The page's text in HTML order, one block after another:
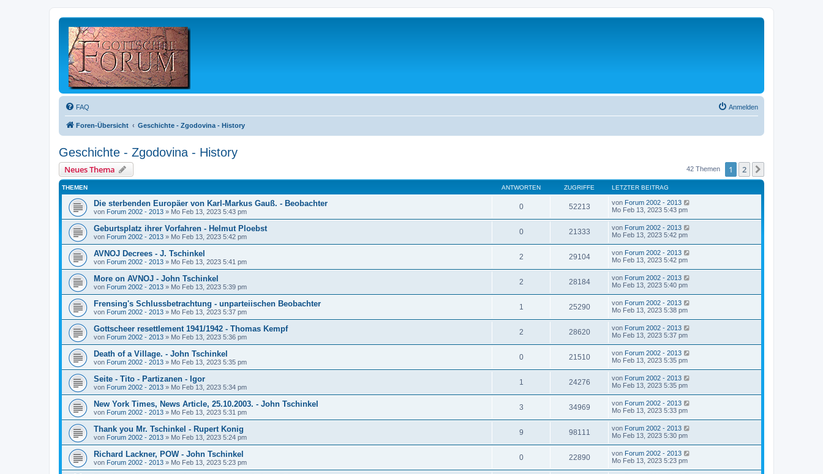
FAQ Anmelden
Foren-Übersicht Geschichte - Zgodovina - History
Geschichte - Zgodovina - History
Neues Thema 42 Themen 1 2
THEMEN ANTWORTEN ZUGRIFFE LETZTER BEITRAG
Die sterbenden Europäer von Karl-Markus Gauß. - Beobachter
von Forum 2002 - 2013 » Mo Feb 13, 2023 5:43 pm
0 52213 von Forum 2002 - 2013
Mo Feb 13, 2023 5:43 pm
Geburtsplatz ihrer Vorfahren - Helmut Ploebst
von Forum 2002 - 2013 » Mo Feb 13, 2023 5:42 pm
0 21333 von Forum 2002 - 2013
Mo Feb 13, 2023 5:42 pm
AVNOJ Decrees - J. Tschinkel
von Forum 2002 - 2013 » Mo Feb 13, 2023 5:41 pm
2 29104 von Forum 2002 - 2013
Mo Feb 13, 2023 5:42 pm
More on AVNOJ - John Tschinkel
von Forum 2002 - 2013 » Mo Feb 13, 2023 5:39 pm
2 28184 von Forum 2002 - 2013
Mo Feb 13, 2023 5:40 pm
Frensing's Schlussbetrachtung - unparteiischen Beobachter
von Forum 2002 - 2013 » Mo Feb 13, 2023 5:37 pm
1 25290 von Forum 2002 - 2013
Mo Feb 13, 2023 5:38 pm
Gottscheer resettlement 1941/1942 - Thomas Kempf
von Forum 2002 - 2013 » Mo Feb 13, 2023 5:36 pm
2 28620 von Forum 2002 - 2013
Mo Feb 13, 2023 5:37 pm
Death of a Village. - John Tschinkel
von Forum 2002 - 2013 » Mo Feb 13, 2023 5:35 pm
0 21510 von Forum 2002 - 2013
Mo Feb 13, 2023 5:35 pm
Seite - Tito - Partizanen - Igor
von Forum 2002 - 2013 » Mo Feb 13, 2023 5:34 pm
1 24276 von Forum 2002 - 2013
Mo Feb 13, 2023 5:35 pm
New York Times, News Article, 25.10.2003. - John Tschinkel
von Forum 2002 - 2013 » Mo Feb 13, 2023 5:31 pm
3 34969 von Forum 2002 - 2013
Mo Feb 13, 2023 5:33 pm
Thank you Mr. Tschinkel - Rupert Konig
von Forum 2002 - 2013 » Mo Feb 13, 2023 5:24 pm
9 98111 von Forum 2002 - 2013
Mo Feb 13, 2023 5:30 pm
Richard Lackner, POW - John Tschinkel
von Forum 2002 - 2013 » Mo Feb 13, 2023 5:23 pm
0 22890 von Forum 2002 - 2013
Mo Feb 13, 2023 5:23 pm